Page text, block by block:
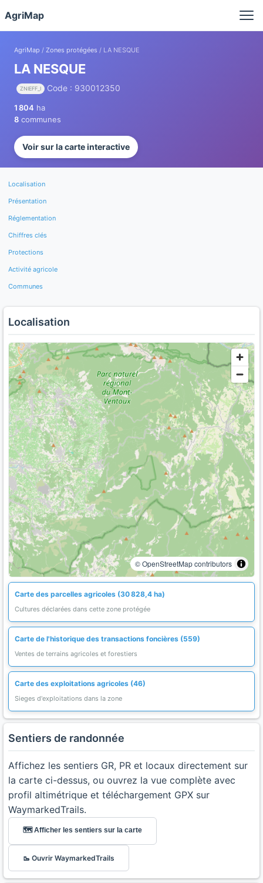
AgriMap
AgriMap / Zones protégées / LA NESQUE
LA NESQUE
ZNIEFF_I Code : 930012350
1 804 ha
8 communes
Voir sur la carte interactive
Localisation
Présentation
Réglementation
Chiffres clés
Protections
Activité agricole
Communes
Localisation
© OpenStreetMap contributors
Carte des parcelles agricoles (30 828,4 ha)
Cultures déclarées dans cette zone protégée
Carte de l'historique des transactions foncières (559)
Ventes de terrains agricoles et forestiers
Carte des exploitations agricoles (46)
Sieges d'exploitations dans la zone
Sentiers de randonnée
Affichez les sentiers GR, PR et locaux directement sur
la carte ci-dessus, ou ouvrez la vue complète avec
profil altimétrique et téléchargement GPX sur
WaymarkedTrails.
🗺️ Afficher les sentiers sur la carte
🥾 Ouvrir WaymarkedTrails